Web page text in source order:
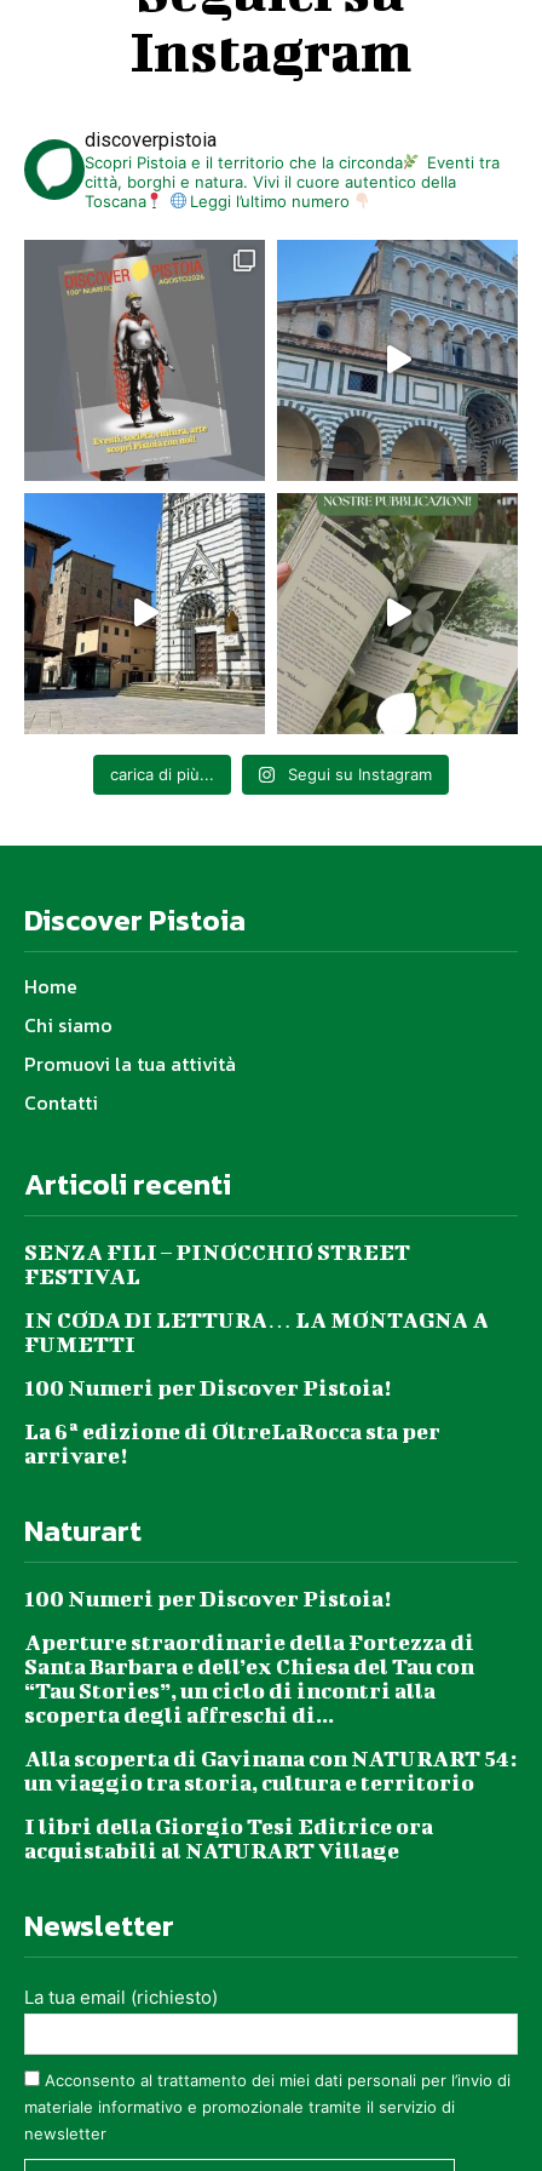
Instagram
discoverpistoia
Scopri Pistoia e il territorio che la circonda
Eventi tra
città, borghi e natura. Vivi il cuore autentico della
Toscana
Leggi l’ultimo numero
carica di più... Segui su Instagram
Discover Pistoia
Home
Chi siamo
Promuovi la tua attività
Contatti
Articoli recenti
SENZA FILI – PINOCCHIO STREET
FESTIVAL
IN CODA DI LETTURA… LA MONTAGNA A
FUMETTI
100 Numeri per Discover Pistoia!
La 6ª edizione di OltreLaRocca sta per
arrivare!
Naturart
100 Numeri per Discover Pistoia!
Aperture straordinarie della Fortezza di
Santa Barbara e dell’ex Chiesa del Tau con
“Tau Stories”, un ciclo di incontri alla
scoperta degli affreschi di...
Alla scoperta di Gavinana con NATURART 54:
un viaggio tra storia, cultura e territorio
I libri della Giorgio Tesi Editrice ora
acquistabili al NATURART Village
Newsletter
La tua email (richiesto)
Acconsento al trattamento dei miei dati personali per l’invio di
materiale informativo e promozionale tramite il servizio di
newsletter